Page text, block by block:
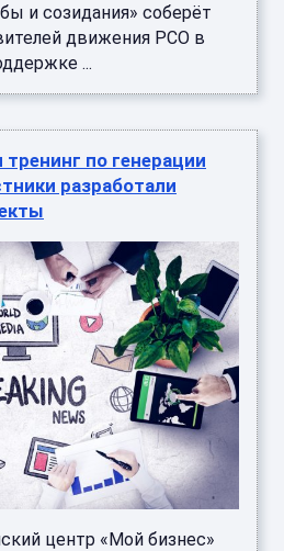
и созидания» соберёт
движения РСО в
...
по генерации
разработали
центр «Мой бизнес»